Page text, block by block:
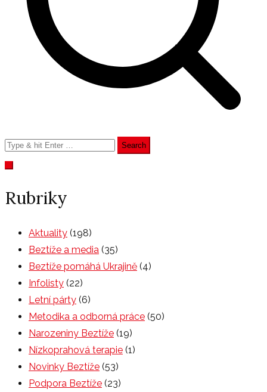
Search
for:
Rubriky
Aktuality (198)
Beztíže a media (35)
Beztíže pomáhá Ukrajině (4)
Infolisty (22)
Letní párty (6)
Metodika a odborná práce (50)
Narozeniny Beztíže (19)
Nízkoprahová terapie (1)
Novinky Beztíže (53)
Podpora Beztíže (23)